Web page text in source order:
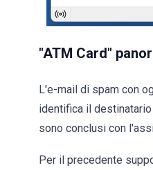
"ATM Card"
L'e-mail di spam con
identifica il destinatario
sono conclusi con
Per il precedente